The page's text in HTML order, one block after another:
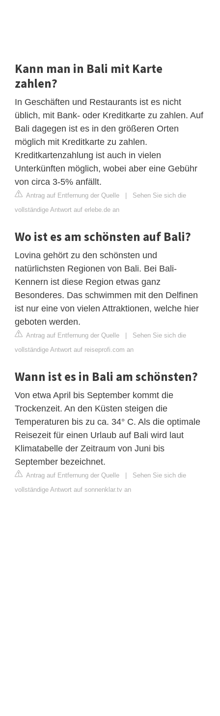
Kann man in Bali mit Karte
zahlen?
In Geschäften und Restaurants ist es nicht
üblich, mit Bank- oder Kreditkarte zu zahlen. Auf
Bali dagegen ist es in den größeren Orten
möglich mit Kreditkarte zu zahlen.
Kreditkartenzahlung ist auch in vielen
Unterkünften möglich, wobei aber eine Gebühr
von circa 3-5% anfällt.
Antrag auf Entfernung der Quelle | Sehen Sie sich die
vollständige Antwort auf erlebe.de an
Wo ist es am schönsten auf Bali?
Lovina gehört zu den schönsten und
natürlichsten Regionen von Bali. Bei Bali-
Kennern ist diese Region etwas ganz
Besonderes. Das schwimmen mit den Delfinen
ist nur eine von vielen Attraktionen, welche hier
geboten werden.
Antrag auf Entfernung der Quelle | Sehen Sie sich die
vollständige Antwort auf reiseprofi.com an
Wann ist es in Bali am schönsten?
Von etwa April bis September kommt die
Trockenzeit. An den Küsten steigen die
Temperaturen bis zu ca. 34° C. Als die optimale
Reisezeit für einen Urlaub auf Bali wird laut
Klimatabelle der Zeitraum von Juni bis
September bezeichnet.
Antrag auf Entfernung der Quelle | Sehen Sie sich die
vollständige Antwort auf sonnenklar.tv an